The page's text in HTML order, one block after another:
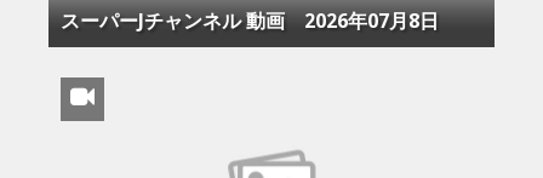
スーパーJチャンネル 動画 2026年07月8日